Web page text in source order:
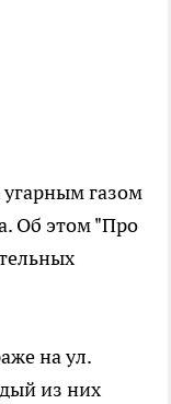
угарным газом
Об этом "Про
на ул.
из них